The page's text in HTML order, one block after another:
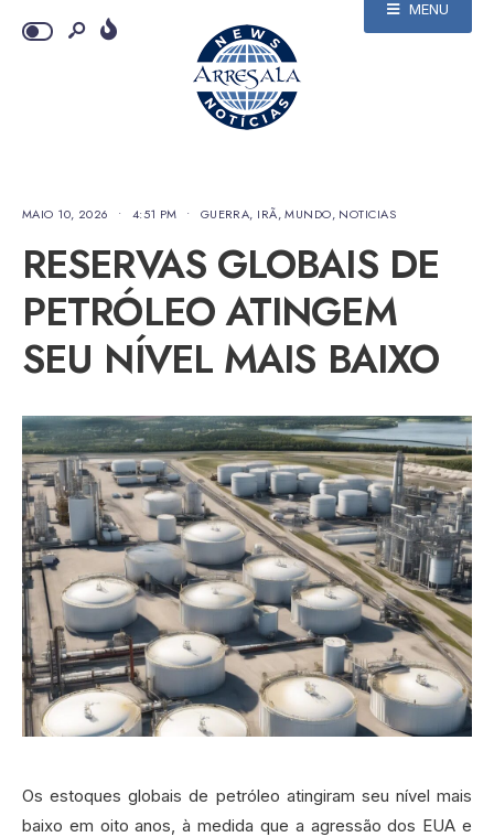
MENU
MAIO 10, 2026 • 4:51 PM • GUERRA, IRÃ,MUNDO, NOTICIAS
RESERVAS GLOBAIS DE
PETRÓLEO ATINGEM
SEU NÍVEL MAIS BAIXO
Os estoques globais de petróleo atingiram seu nível mais
baixo em oito anos, à medida que a agressão dos EUA e